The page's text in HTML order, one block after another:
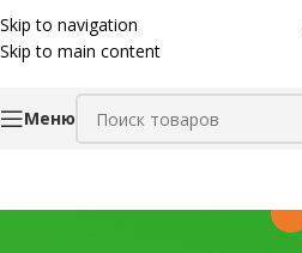
Skip to navigation
Skip to main content
Меню